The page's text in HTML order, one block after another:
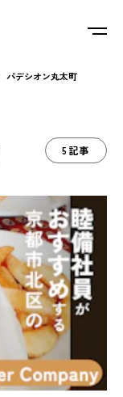
パデシオン丸太町
5記事